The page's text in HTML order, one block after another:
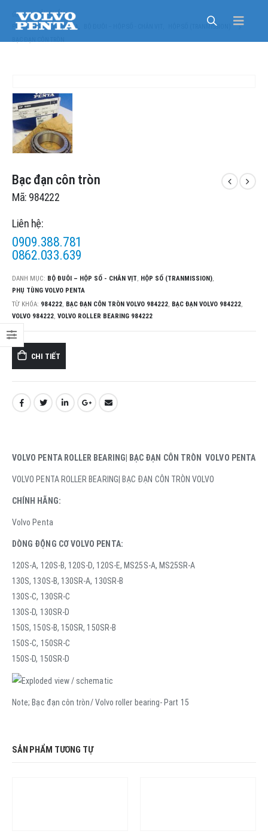
SẢN PHẨM
PHỤ TÙNG VOLVO PENTA
HỘP SỐ (TRANMISSION)
Bạc đạn côn tròn
Mã: 984222
Liên hệ:
0909.388.781
0862.033.639
DANH MỤC: BỘ ĐUÔI – HỘP SỐ - CHÂN VỊT, HỘP SỐ (TRANMISSION),
PHỤ TÙNG VOLVO PENTA
TỪ KHÓA: 984222, BẠC ĐẠN CÔN TRÒN VOLVO 984222, BẠC ĐẠN VOLVO 984222,
VOLVO 984222, VOLVO ROLLER BEARING 984222
CHI TIẾT
VOLVO PENTA ROLLER BEARING| BẠC ĐẠN CÔN TRÒN VOLVO PENTA
VOLVO PENTA ROLLER BEARING| BẠC ĐẠN CÔN TRÒN VOLVO
CHÍNH HÃNG:
Volvo Penta
DÒNG ĐỘNG CƠ VOLVO PENTA:
120S-A, 120S-B, 120S-D, 120S-E, MS25S-A, MS25SR-A
130S, 130S-B, 130SR-A, 130SR-B
130S-C, 130SR-C
130S-D, 130SR-D
150S, 150S-B, 150SR, 150SR-B
150S-C, 150SR-C
150S-D, 150SR-D
Note; Bạc đạn côn tròn/ Volvo roller bearing- Part 15
SẢN PHẨM TƯƠNG TỰ